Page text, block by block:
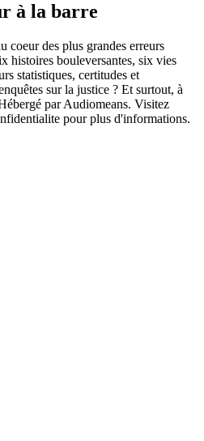
à la barre
coeur des plus grandes erreurs
histoires bouleversantes, six vies
statistiques, certitudes et
sur la justice ? Et surtout, à
par Audiomeans. Visitez
pour plus d'informations.